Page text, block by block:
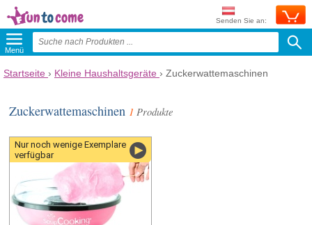
Senden Sie an:
Menü
Startseite › Kleine Haushaltsgeräte › Zuckerwattemaschinen
Zuckerwattemaschinen 1 Produkte
Nur noch wenige Exemplare
verfügbar